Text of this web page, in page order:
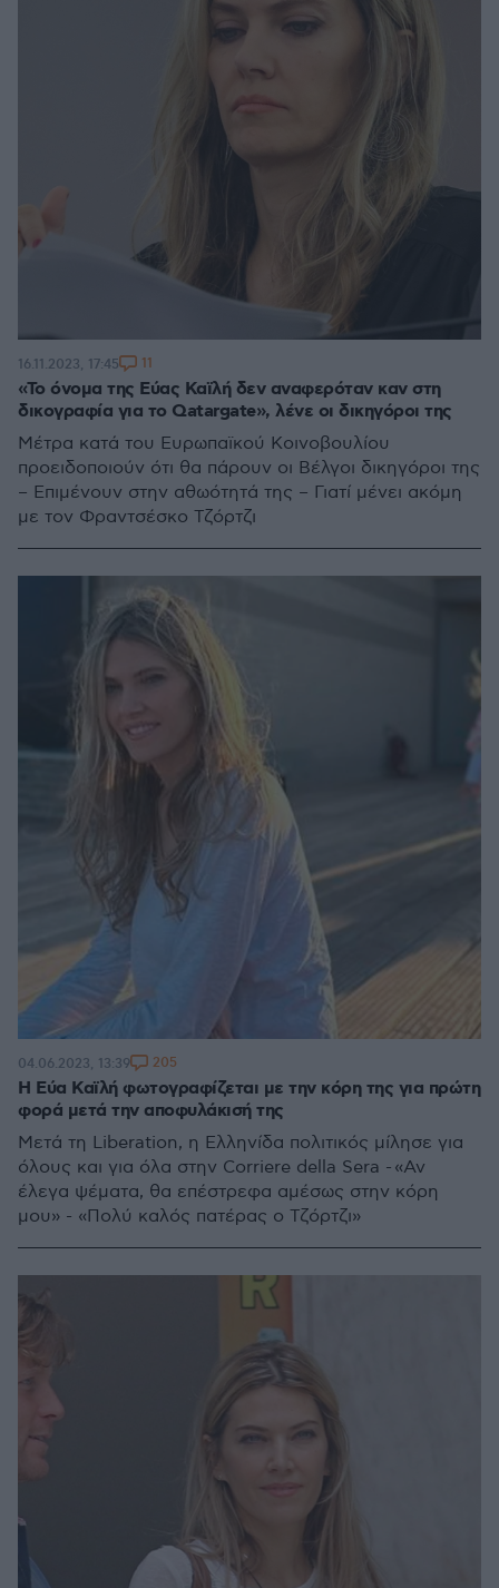
«Το όνομα της Εύας Καϊλή δεν αναφερόταν καν στη
δικογραφία για το Qatargate», λένε οι δικηγόροι της
Μέτρα κατά του Ευρωπαϊκού Κοινοβουλίου
προειδοποιούν ότι θα πάρουν οι Βέλγοι δικηγόροι της
– Επιμένουν στην αθωότητά της – Γιατί μένει ακόμη
με τον Φραντσέσκο Τζόρτζι
16.11.2023, 17:45 11
Η Εύα Καϊλή φωτογραφίζεται με την κόρη της για πρώτη
φορά μετά την αποφυλάκισή της
Μετά τη Liberation, η Ελληνίδα πολιτικός μίλησε για
όλους και για όλα στην Corriere della Sera - «Αν
έλεγα ψέματα, θα επέστρεφα αμέσως στην κόρη
μου» - «Πολύ καλός πατέρας ο Τζόρτζι»
04.06.2023, 13:39 205